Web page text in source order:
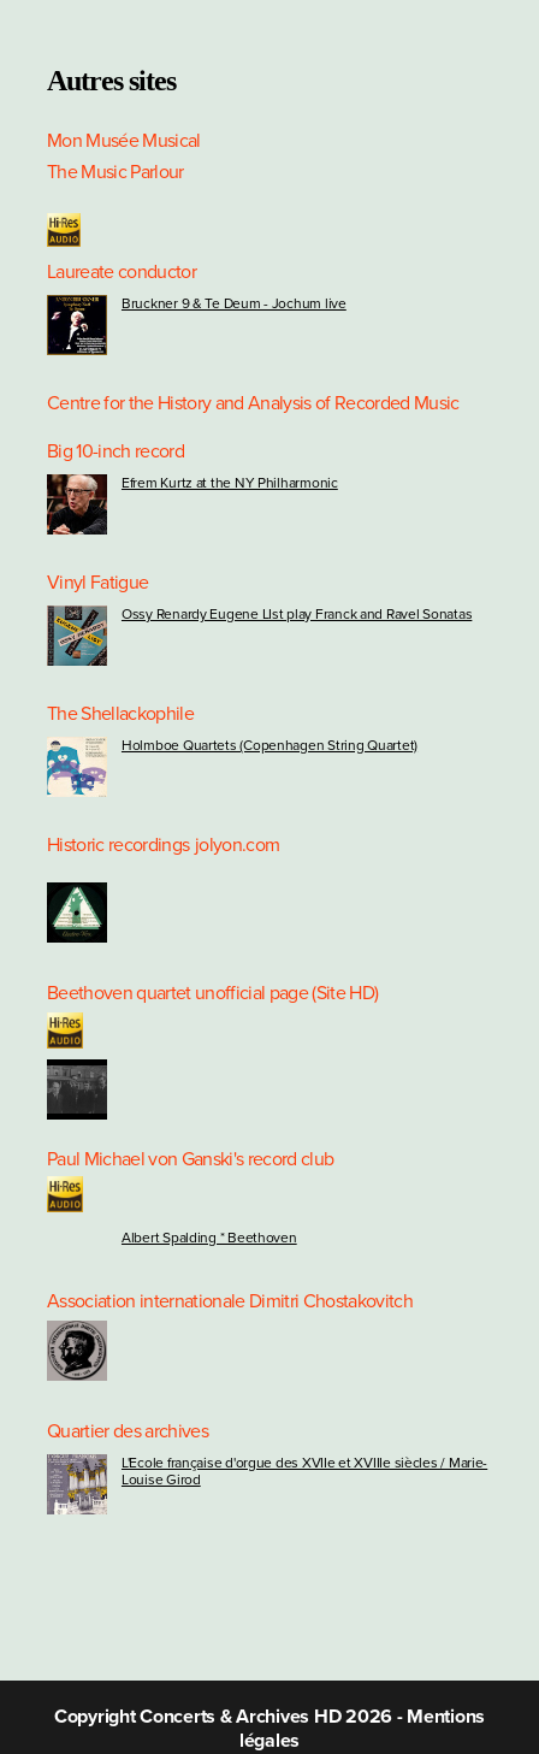
Autres sites
Mon Musée Musical
The Music Parlour
Laureate conductor
Bruckner 9 & Te Deum - Jochum live
Centre for the History and Analysis of Recorded Music
Big 10-inch record
Efrem Kurtz at the NY Philharmonic
Vinyl Fatigue
Ossy Renardy Eugene LIst play Franck and Ravel Sonatas
The Shellackophile
Holmboe Quartets (Copenhagen String Quartet)
Historic recordings jolyon.com
Beethoven quartet unofficial page (Site HD)
Paul Michael von Ganski's record club
Albert Spalding * Beethoven
Association internationale Dimitri Chostakovitch
Quartier des archives
L'Ecole française d'orgue des XVIIe et XVIIIe siècles / Marie-
Louise Girod
Copyright Concerts & Archives HD 2026 - Mentions
légales